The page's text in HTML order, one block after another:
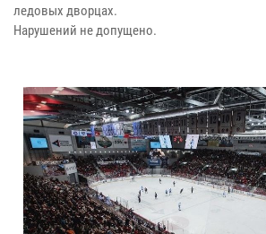
ледовых дворцах.
Нарушений не допущено.